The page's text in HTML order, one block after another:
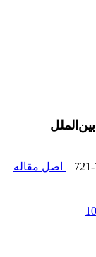
اصل مقاله